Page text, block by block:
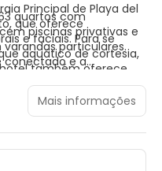
Principal de Playa del
que oferece
e faciais. Para se
aquático de cortesia,
também oferece
e lojas de
presentes
lavagem a seco,
24 horas) de
quartos com
piscinas privativas e
particulares.
conectado e a
separados têm
chuveiros com efeito de
oferece a nova
um passeio de
pelo Caribe Mexicano,
a sábado, às 11h
Mais informações